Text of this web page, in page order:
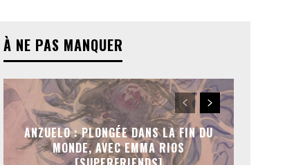
À NE PAS MANQUER
ANZUELO : PLONGÉE DANS LA FIN DU
MONDE, AVEC EMMA RIOS